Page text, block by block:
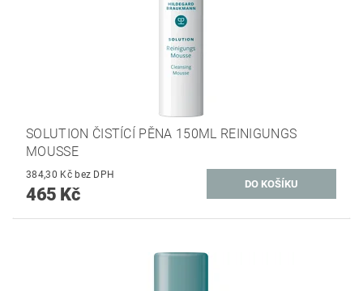
SOLUTION ČISTÍCÍ PĚNA 150ML REINIGUNGS
MOUSSE
384,30 Kč bez DPH
465 Kč